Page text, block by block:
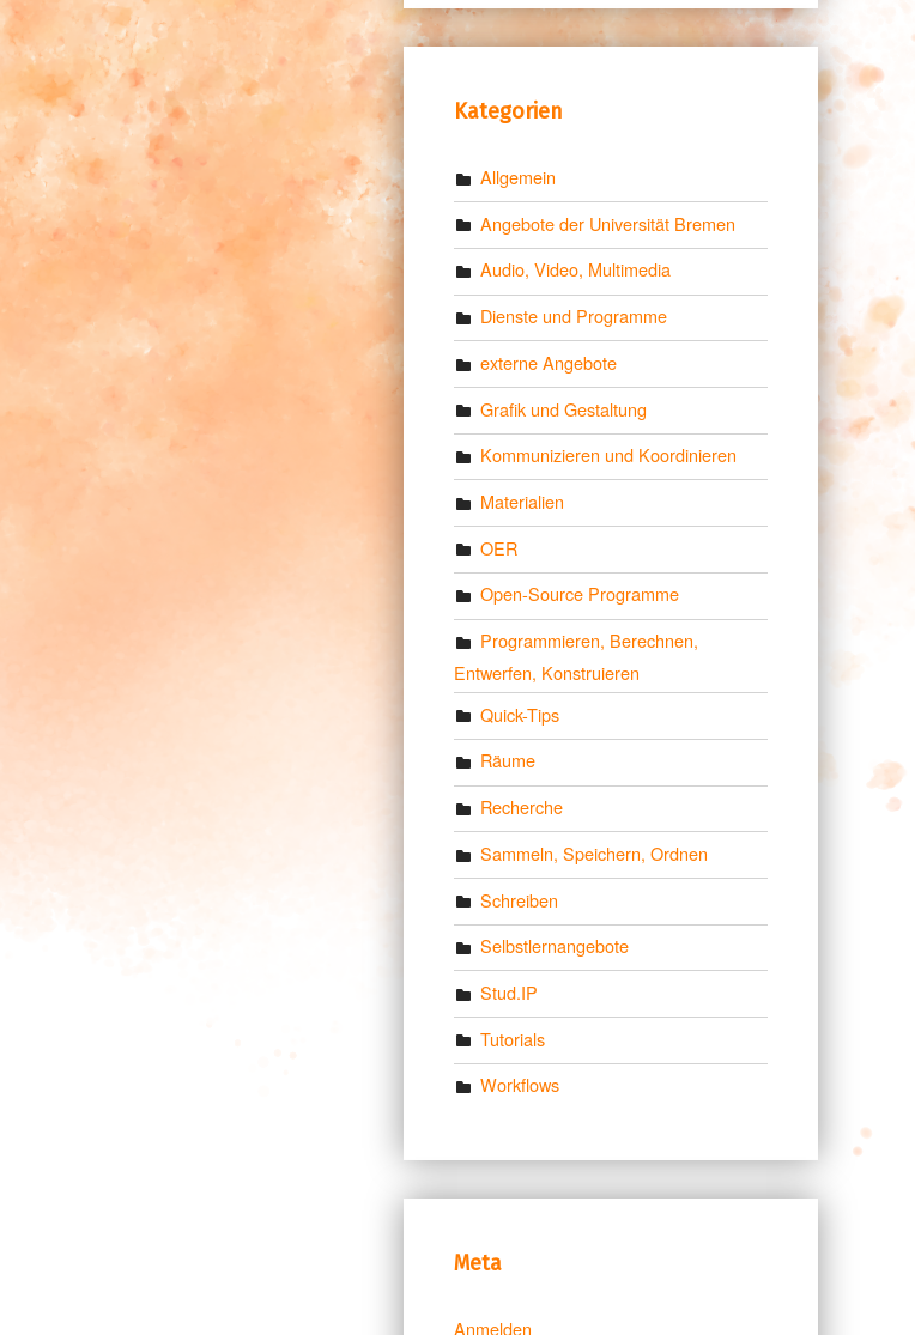
Kategorien
Allgemein
Angebote der Universität Bremen
Audio, Video, Multimedia
Dienste und Programme
externe Angebote
Grafik und Gestaltung
Kommunizieren und Koordinieren
Materialien
OER
Open-Source Programme
Programmieren, Berechnen,
Entwerfen, Konstruieren
Quick-Tips
Räume
Recherche
Sammeln, Speichern, Ordnen
Schreiben
Selbstlernangebote
Stud.IP
Tutorials
Workflows
Meta
Anmelden